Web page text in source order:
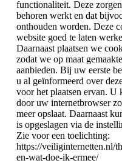
functionaliteit. Deze
behoren werkt en dat
onthouden worden. Deze
website goed te laten
Daarnaast plaatsen we
zodat we op maat
aanbieden. Bij uw eerste
u al geïnformeerd over
voor het plaatsen ervan.
door uw internetbrowser
meer opslaat. Daarnaast
is opgeslagen via de
Zie voor een toelichting:
https://veiliginternetten.nl/
en-wat-doe-ik-ermee/